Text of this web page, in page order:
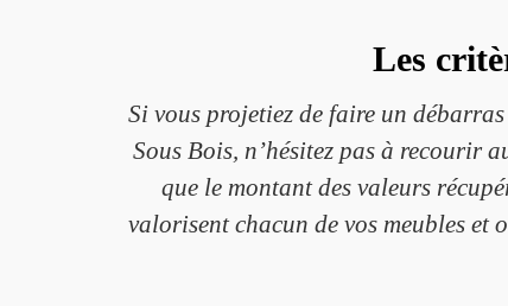
Les
Si vous projetiez de faire un
Sous Bois, n’hésitez pas à recourir
que le montant des valeurs
valorisent chacun de vos meubles et